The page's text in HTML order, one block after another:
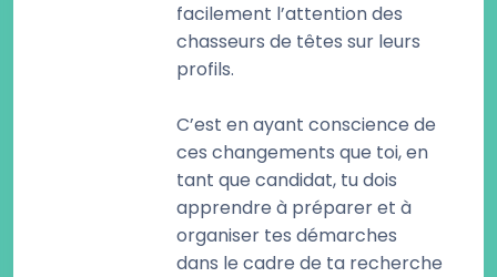
facilement l’attention des
chasseurs de têtes sur leurs
profils.
C’est en ayant conscience de
ces changements que toi, en
tant que candidat, tu dois
apprendre à préparer et à
organiser tes démarches
dans le cadre de ta recherche